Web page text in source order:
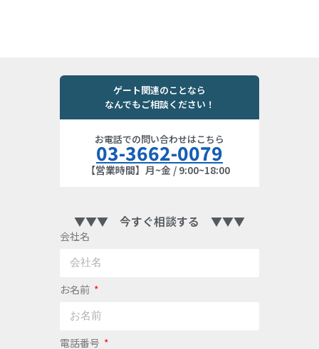
ゲート関連のことなら
なんでもご相談ください！
お電話での問い合わせはこちら
03-3662-0079
【営業時間】月~金 / 9:00~18:00
▼▼▼ 今すぐ相談する ▼▼▼
会社名
お名前
電話番号